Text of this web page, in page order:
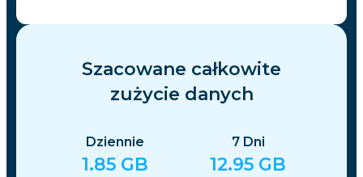
Szacowane całkowite
zużycie danych
Dziennie
1.85 GB
7 Dni
12.95 GB